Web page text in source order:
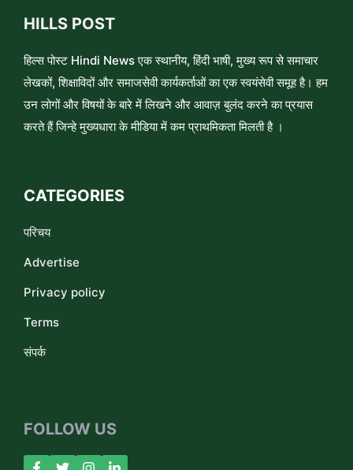
HILLS POST
हिल्स पोस्ट Hindi News एक स्थानीय, हिंदी भाषी, मुख्य रूप से समाचार
लेखकों, शिक्षाविदों और समाजसेवी कार्यकर्ताओं का एक स्वयंसेवी समूह है। हम
उन लोगों और विषयों के बारे में लिखने और आवाज़ बुलंद करने का प्रयास
करते हैं जिन्हे मुख्यधारा के मीडिया में कम प्राथमिकता मिलती है ।
CATEGORIES
परिचय
Advertise
Privacy policy
Terms
संपर्क
FOLLOW US